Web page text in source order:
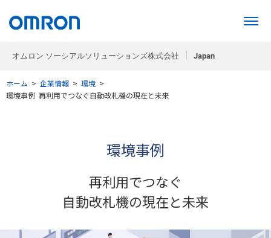
オムロン ソーシアルソリューションズ株式会社 Japan
ホーム > 企業情報 > 環境 >
環境事例 再利用でつなぐ自動改札機の現在と未来
環境事例
再利用でつなぐ
自動改札機の現在と未来